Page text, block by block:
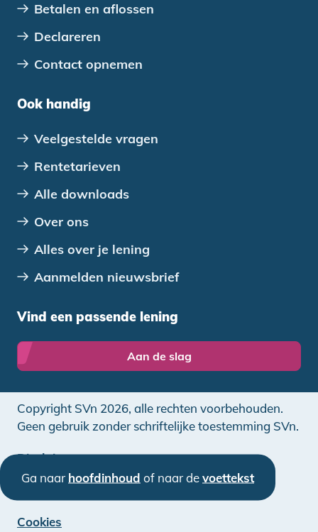
Betalen en aflossen
Declareren
Contact opnemen
Ook handig
Veelgestelde vragen
Rentetarieven
Alle downloads
Over ons
Alles over je lening
Aanmelden nieuwsbrief
Vind een passende lening
Aan de slag
Copyright SVn 2026, alle rechten voorbehouden.
Geen gebruik zonder schriftelijke toestemming SVn.
Disclaimer
Cookies
Ga naar hoofdinhoud of naar devoettekst